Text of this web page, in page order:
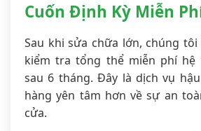
Cuốn Định Kỳ Miễn
Sau khi sửa chữa lớn, chúng
kiểm tra tổng thể miễn phí hệ
sau 6 tháng. Đây là dịch vụ
hàng yên tâm hơn về sự an
cửa.